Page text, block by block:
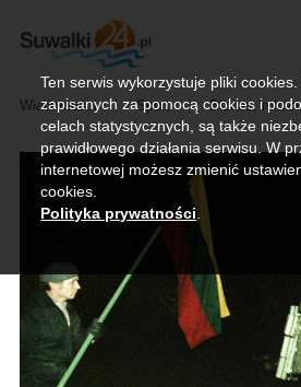
Wiadomości Sport Biznes,
Ten serwis wykorzystuje pliki
zapisanych za pomocą cookies i
celach statystycznych, są także
prawidłowego działania serwisu. W
internetowej możesz zmienić
cookies.
Polityka prywatności